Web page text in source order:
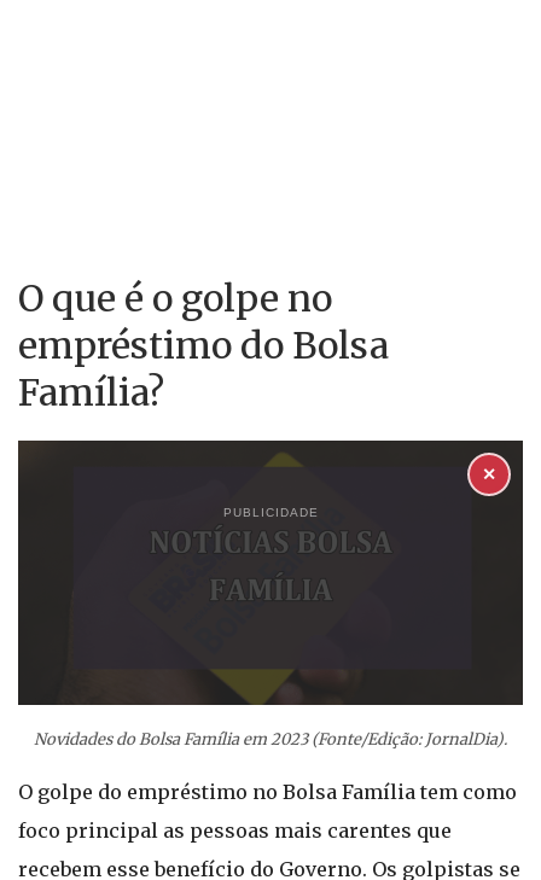
O que é o golpe no
empréstimo do Bolsa
Família?
PUBLICIDADE
✕
Novidades do Bolsa Família em 2023 (Fonte/Edição: JornalDia).
O golpe do empréstimo no Bolsa Família tem como
foco principal as pessoas mais carentes que
recebem esse benefício do Governo. Os golpistas se